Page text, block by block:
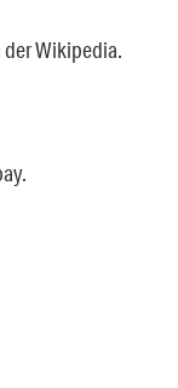
der Wikipedia.